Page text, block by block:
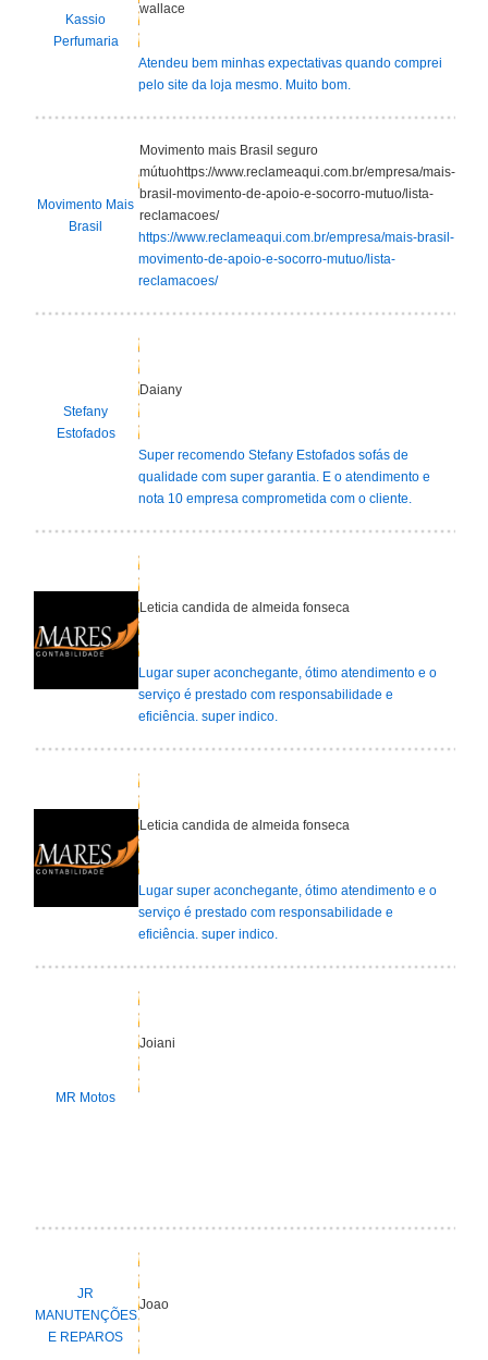
Kassio
Perfumaria
wallace
Atendeu bem minhas expectativas quando comprei
pelo site da loja mesmo. Muito bom.
Movimento Mais
Brasil
Movimento mais Brasil seguro
mútuohttps://www.reclameaqui.com.br/empresa/mais-
brasil-movimento-de-apoio-e-socorro-mutuo/lista-
reclamacoes/
https://www.reclameaqui.com.br/empresa/mais-brasil-
movimento-de-apoio-e-socorro-mutuo/lista-
reclamacoes/
Stefany
Estofados
Daiany
Super recomendo Stefany Estofados sofás de
qualidade com super garantia. E o atendimento e
nota 10 empresa comprometida com o cliente.
Leticia candida de almeida fonseca
Lugar super aconchegante, ótimo atendimento e o
serviço é prestado com responsabilidade e
eficiência. super indico.
Leticia candida de almeida fonseca
Lugar super aconchegante, ótimo atendimento e o
serviço é prestado com responsabilidade e
eficiência. super indico.
MR Motos
Joiani
JR
MANUTENÇÕES
E REPAROS
Joao